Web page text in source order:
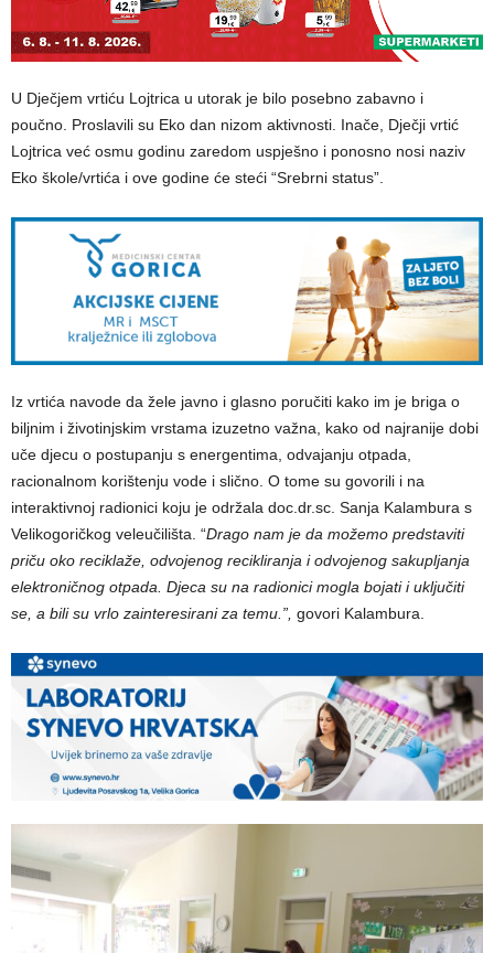
U Dječjem vrtiću Lojtrica u utorak je bilo posebno zabavno i
poučno. Proslavili su Eko dan nizom aktivnosti. Inače, Dječji vrtić
Lojtrica već osmu godinu zaredom uspješno i ponosno nosi naziv
Eko škole/vrtića i ove godine će steći “Srebrni status”.
Iz vrtića navode da žele javno i glasno poručiti kako im je briga o
biljnim i životinjskim vrstama izuzetno važna, kako od najranije dobi
uče djecu o postupanju s energentima, odvajanju otpada,
racionalnom korištenju vode i slično. O tome su govorili i na
interaktivnoj radionici koju je održala doc.dr.sc. Sanja Kalambura s
Velikogoričkog veleučilišta. “Drago nam je da možemo predstaviti
priču oko reciklaže, odvojenog recikliranja i odvojenog sakupljanja
elektroničnog otpada. Djeca su na radionici mogla bojati i uključiti
se, a bili su vrlo zainteresirani za temu.”, govori Kalambura.